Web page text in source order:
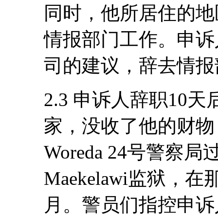
同时，他所居住的
情报部门工作。申
司的建议，辞去情
2.3 申诉人辞职10天
家，没收了他的财
Woreda 24号警察局
Maekelawi监狱，在
月。警员们指控申